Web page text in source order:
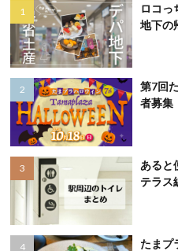
ロコっ
地下の
第7回
者募集
あると
テラス
たまプ